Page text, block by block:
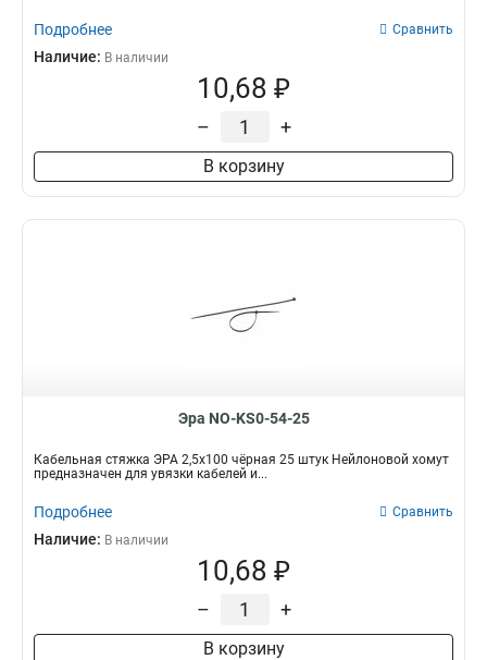
Подробнее Сравнить
Наличие: В наличии
10,68 ₽
– +
В корзину
Эра NO-KS0-54-25
Кабельная стяжка ЭРА 2,5х100 чёрная 25 штук Нейлоновой хомут
предназначен для увязки кабелей и...
Подробнее Сравнить
Наличие: В наличии
10,68 ₽
– +
В корзину